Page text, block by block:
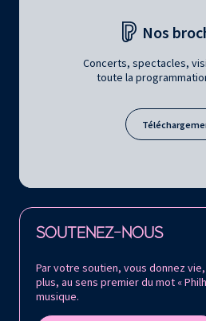
Nos
Concerts, spectacles,
toute la
SOUTENEZ-NOUS
Par votre soutien, vous donnez
plus, au sens premier du mot «
musique.
Retrouvez la Philharmonie de Paris sur